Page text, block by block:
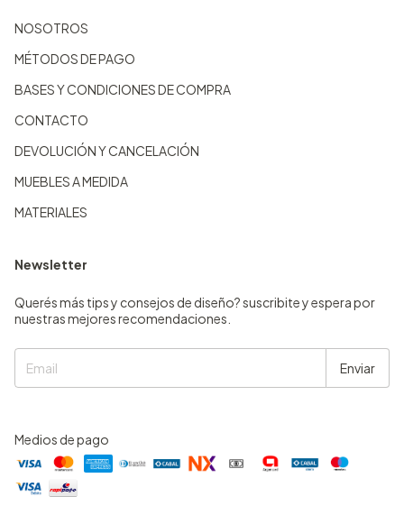
NOSOTROS
MÉTODOS DE PAGO
BASES Y CONDICIONES DE COMPRA
CONTACTO
DEVOLUCIÓN Y CANCELACIÓN
MUEBLES A MEDIDA
MATERIALES
Newsletter
Querés más tips y consejos de diseño? suscribite y espera por
nuestras mejores recomendaciones.
Medios de pago